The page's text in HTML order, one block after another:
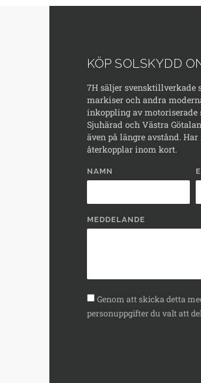
KÖP SOLSKYDD
7H säljer svensktillverkade
markiser och andra
inkoppling av motoriserade
Sjuhärad och Västra
även på längre avstånd.
återkopplar inom kort.
NAMN
MEDDELANDE
Genom att skicka detta
personuppgifter du valt att